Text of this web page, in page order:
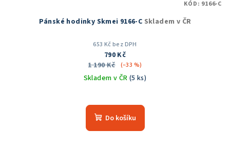
Pánské hodinky Skmei 9166-C Skladem v ČR
653 Kč bez DPH
790 Kč
1 190 Kč
(–33 %)
Skladem v ČR (5 ks)
hodnocení
produktu
Do košíku
KÓD: 9166-C